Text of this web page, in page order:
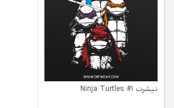
تیشرت Ninja Turtles #1